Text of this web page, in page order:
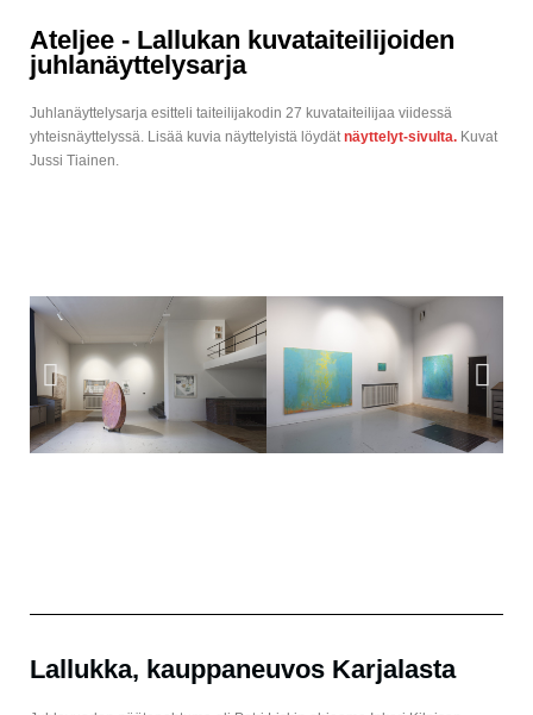
Ateljee - Lallukan kuvataiteilijoiden
juhlanäyttelysarja
Juhlanäyttelysarja esitteli taiteilijakodin 27 kuvataiteilijaa viidessä
yhteisnäyttelyssä. Lisää kuvia näyttelyistä löydät näyttelyt-sivulta. Kuvat
Jussi Tiainen.
Lallukka, kauppaneuvos Karjalasta